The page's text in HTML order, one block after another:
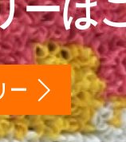
ーは
ー